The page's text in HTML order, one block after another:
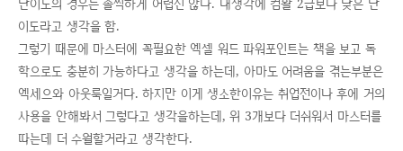
이도라고 생각을 함.
그렇기 때문에 마스터에 꼭필요한 엑셀 워드 파워포인트는 책을 보고 독
학으로도 충분히 가능하다고 생각을 하는데, 아마도 어려움을 겪는부분은
엑세으와 아웃룩일거다. 하지만 이게 생소한이유는 취업전이나 후에 거의
사용을 안해봐서 그렇다고 생각을하는데, 위 3개보다 더쉬워서 마스터를
따는데 더 수월할거라고 생각한다.